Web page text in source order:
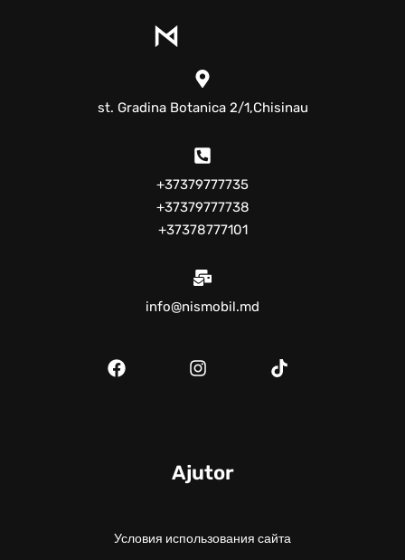
st. Gradina Botanica 2/1,Chisinau
+37379777735
+37379777738
+37378777101
info@nismobil.md
Ajutor
Условия использования сайта